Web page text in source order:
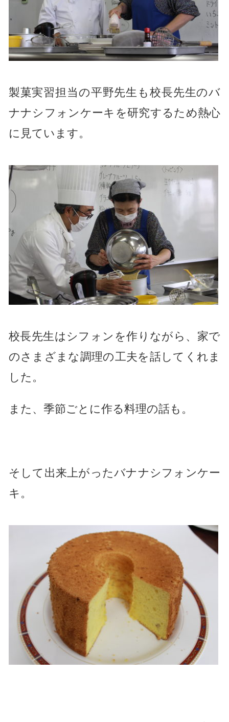
製菓実習担当の平野先生も校長先生のバ
ナナシフォンケーキを研究するため熱心
に見ています。
校長先生はシフォンを作りながら、家で
のさまざまな調理の工夫を話してくれま
した。
また、季節ごとに作る料理の話も。
そして出来上がったバナナシフォンケー
キ。